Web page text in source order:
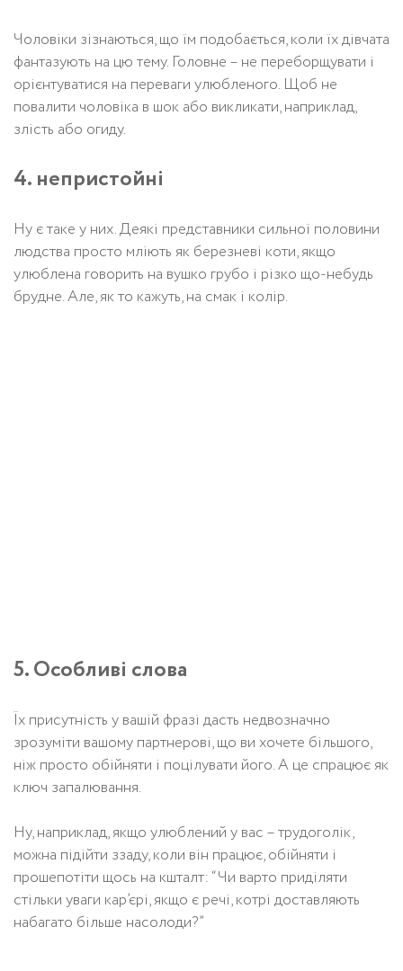
Чоловіки зізнаються, що їм подобається, коли їх дівчата
фантазують на цю тему. Головне – не переборщувати і
орієнтуватися на переваги улюбленого. Щоб не
повалити чоловіка в шок або викликати, наприклад,
злість або огиду.
4. непристойні
Ну є таке у них. Деякі представники сильної половини
людства просто мліють як березневі коти, якщо
улюблена говорить на вушко грубо і різко що-небудь
брудне. Але, як то кажуть, на смак і колір.
5. Особливі слова
Їх присутність у вашій фразі дасть недвозначно
зрозуміти вашому партнерові, що ви хочете більшого,
ніж просто обійняти і поцілувати його. А це спрацює як
ключ запалювання.
Ну, наприклад, якщо улюблений у вас – трудоголік,
можна підійти ззаду, коли він працює, обійняти і
прошепотіти щось на кшталт: “Чи варто приділяти
стільки уваги кар’єрі, якщо є речі, котрі доставляють
набагато більше насолоди?”